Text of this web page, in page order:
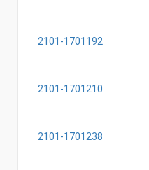
2101-1701192
2101-1701210
2101-1701238